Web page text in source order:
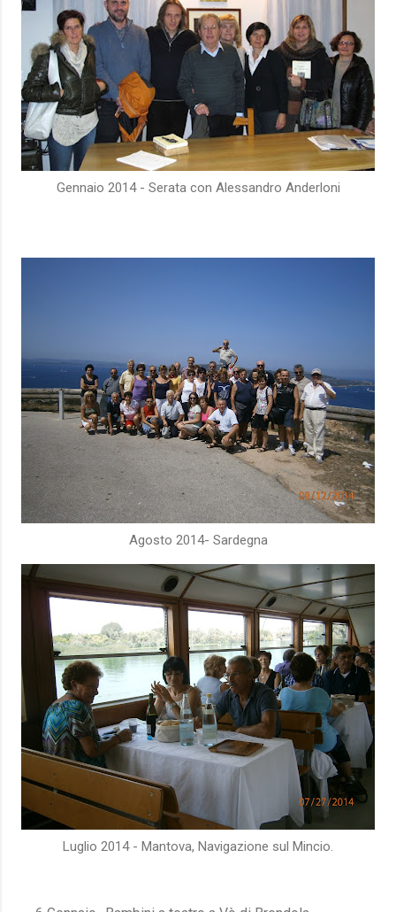
Gennaio 2014 - Serata con Alessandro Anderloni
Agosto 2014- Sardegna
Luglio 2014 - Mantova, Navigazione sul Mincio.